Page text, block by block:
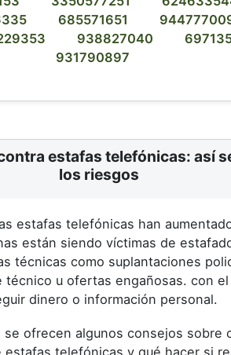
685571651
938827040
931790897
estafas telefónicas: así
los riesgos
estafas telefónicas han
están siendo víctimas de
técnicas como suplantaciones
técnico u ofertas engañosas. con el
dinero o información personal.
se ofrecen algunos consejos sobre
estafas telefónicas y qué hacer si